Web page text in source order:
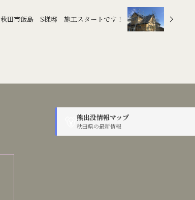
秋田市飯島 S様邸 施工スタートです！
熊出没情報マップ
秋田県の最新情報